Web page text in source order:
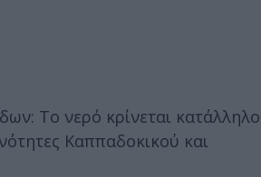
Το νερό κρίνεται κατάλληλο
Καππαδοκικού και